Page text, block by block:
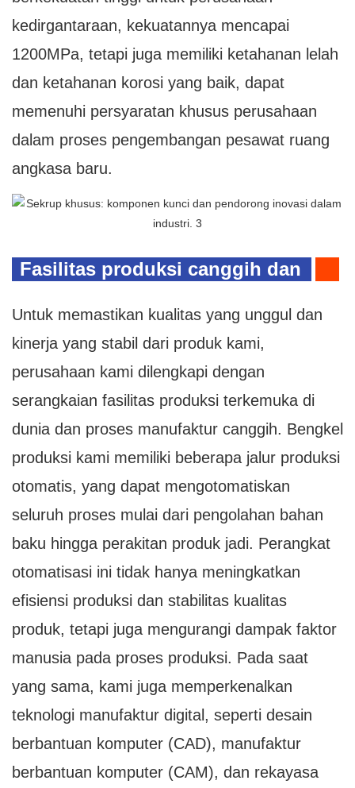
kedirgantaraan, kekuatannya mencapai
1200MPa, tetapi juga memiliki ketahanan lelah
dan ketahanan korosi yang baik, dapat
memenuhi persyaratan khusus perusahaan
dalam proses pengembangan pesawat ruang
angkasa baru.
Fasilitas produksi canggih dan
Untuk memastikan kualitas yang unggul dan
kinerja yang stabil dari produk kami,
perusahaan kami dilengkapi dengan
serangkaian fasilitas produksi terkemuka di
dunia dan proses manufaktur canggih. Bengkel
produksi kami memiliki beberapa jalur produksi
otomatis, yang dapat mengotomatiskan
seluruh proses mulai dari pengolahan bahan
baku hingga perakitan produk jadi. Perangkat
otomatisasi ini tidak hanya meningkatkan
efisiensi produksi dan stabilitas kualitas
produk, tetapi juga mengurangi dampak faktor
manusia pada proses produksi. Pada saat
yang sama, kami juga memperkenalkan
teknologi manufaktur digital, seperti desain
berbantuan komputer (CAD), manufaktur
berbantuan komputer (CAM), dan rekayasa